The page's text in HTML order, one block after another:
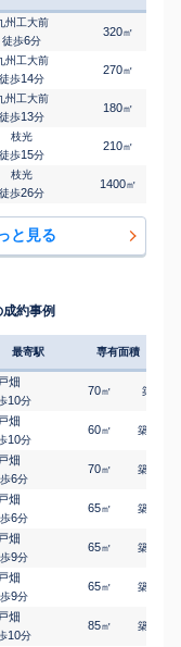
州工大前
徒歩6分
320㎡
州工大前
徒歩14分
270㎡
州工大前
徒歩13分
180㎡
枝光
徒歩15分
210㎡
枝光
徒歩26分
1400㎡
と見る
約事例
最寄駅 専有面積
戸畑
10分
70㎡ 築
戸畑
10分
60㎡ 築
戸畑
6分
70㎡ 築
戸畑
6分
65㎡ 築
戸畑
9分
65㎡ 築
戸畑
9分
65㎡ 築
戸畑
10分
85㎡ 築